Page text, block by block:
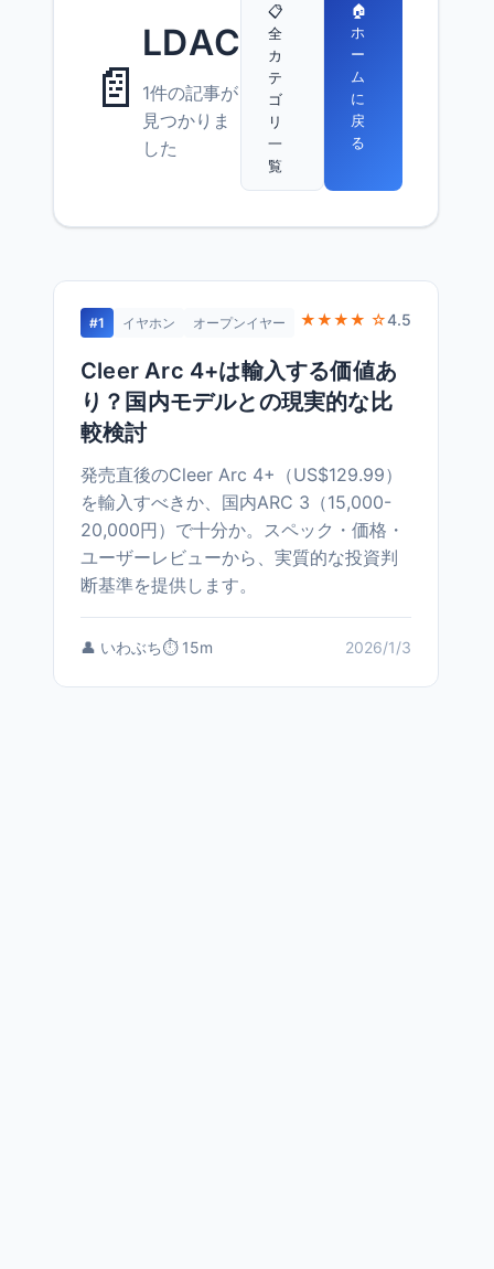
📄
LDAC
1件の記事が
見つかりま
した
📋
全
カ
テ
ゴ
リ
一
覧
🏠
ホ
ー
ム
に
戻
る
#1 イヤホン オープンイヤー ★★★★ ☆4.5
Cleer Arc 4+は輸入する価値あ
り？国内モデルとの現実的な比
較検討
発売直後のCleer Arc 4+（US$129.99）
を輸入すべきか、国内ARC 3（15,000-
20,000円）で十分か。スペック・価格・
ユーザーレビューから、実質的な投資判
断基準を提供します。
👤 いわぶち⏱️ 15m 2026/1/3